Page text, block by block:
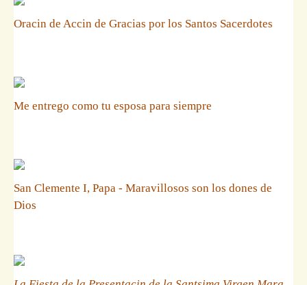
Oracin de Accin de Gracias por los Santos Sacerdotes
Me entrego como tu esposa para siempre
San Clemente I, Papa - Maravillosos son los dones de
Dios